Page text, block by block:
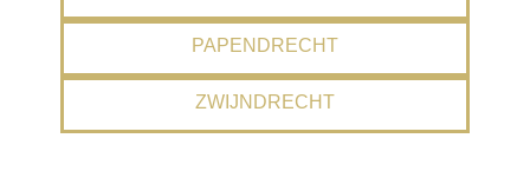
PAPENDRECHT
ZWIJNDRECHT